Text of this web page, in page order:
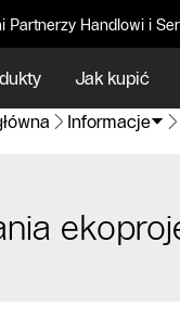
Partnerzy Handlowi i
Jak kupić
Informacje